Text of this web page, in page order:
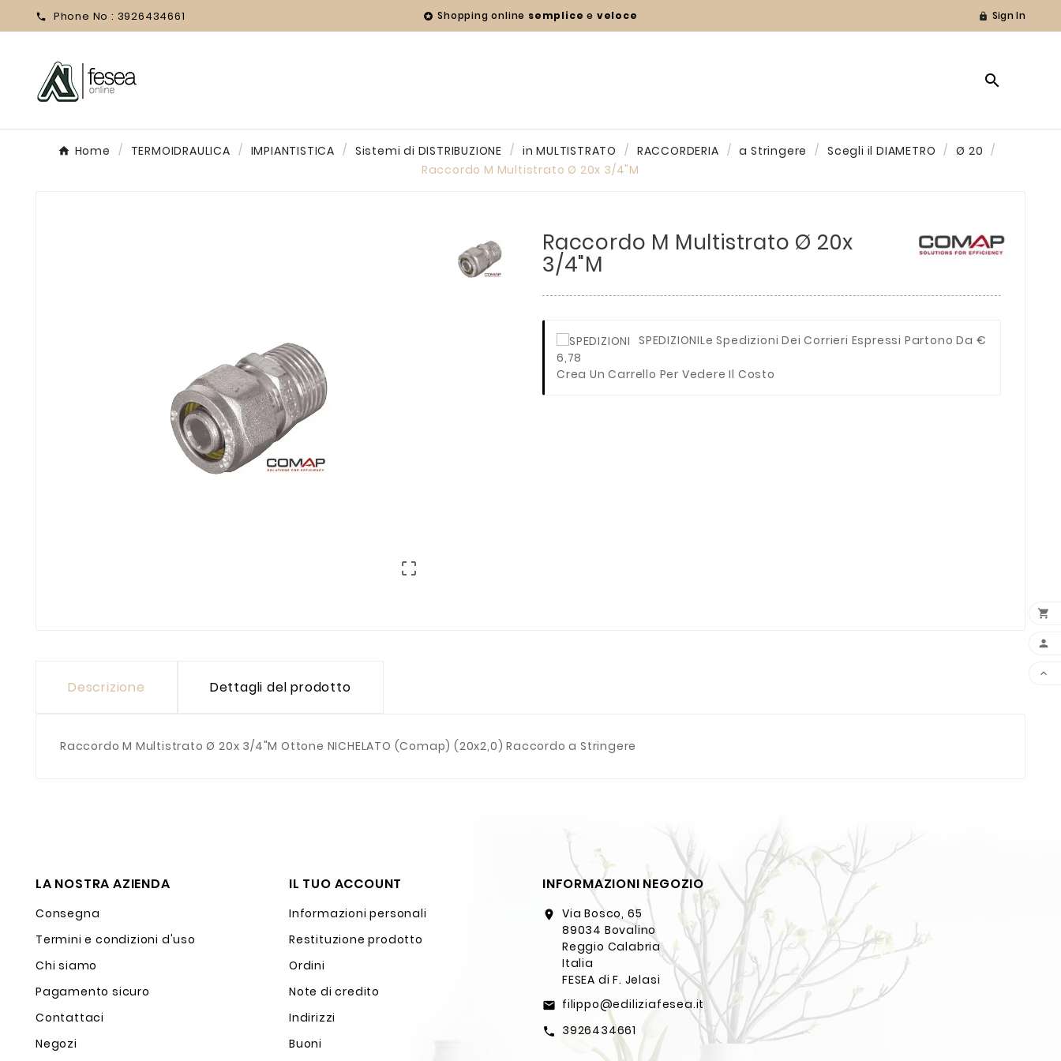
 Phone No : 3926434661  Shopping online semplice e veloce  Sign In

Home TERMOIDRAULICA IMPIANTISTICA Sistemi di DISTRIBUZIONE in MULTISTRATO RACCORDERIA a Stringere Scegli il DIAMETRO
Ø 20
Raccordo M Multistrato Ø 20x 3/4"M

Raccordo M Multistrato Ø 20x
3/4"M
SPEDIZIONILe Spedizioni Dei Corrieri Espressi Partono Da €
6,78
Crea Un Carrello Per Vedere Il Costo
Descrizione Dettagli del prodotto
Raccordo M Multistrato Ø 20x 3/4"M Ottone NICHELATO (Comap) (20x2,0) Raccordo a Stringere
LA NOSTRA AZIENDA
Consegna
Termini e condizioni d'uso
Chi siamo
Pagamento sicuro
Contattaci
Negozi
IL TUO ACCOUNT
Informazioni personali
Restituzione prodotto
Ordini
Note di credito
Indirizzi
Buoni
INFORMAZIONI NEGOZIO
location_on
Via Bosco, 65
89034 Bovalino
Reggio Calabria
Italia
FESEA di F. Jelasi
email filippo@ediliziafesea.it
call 3926434661


